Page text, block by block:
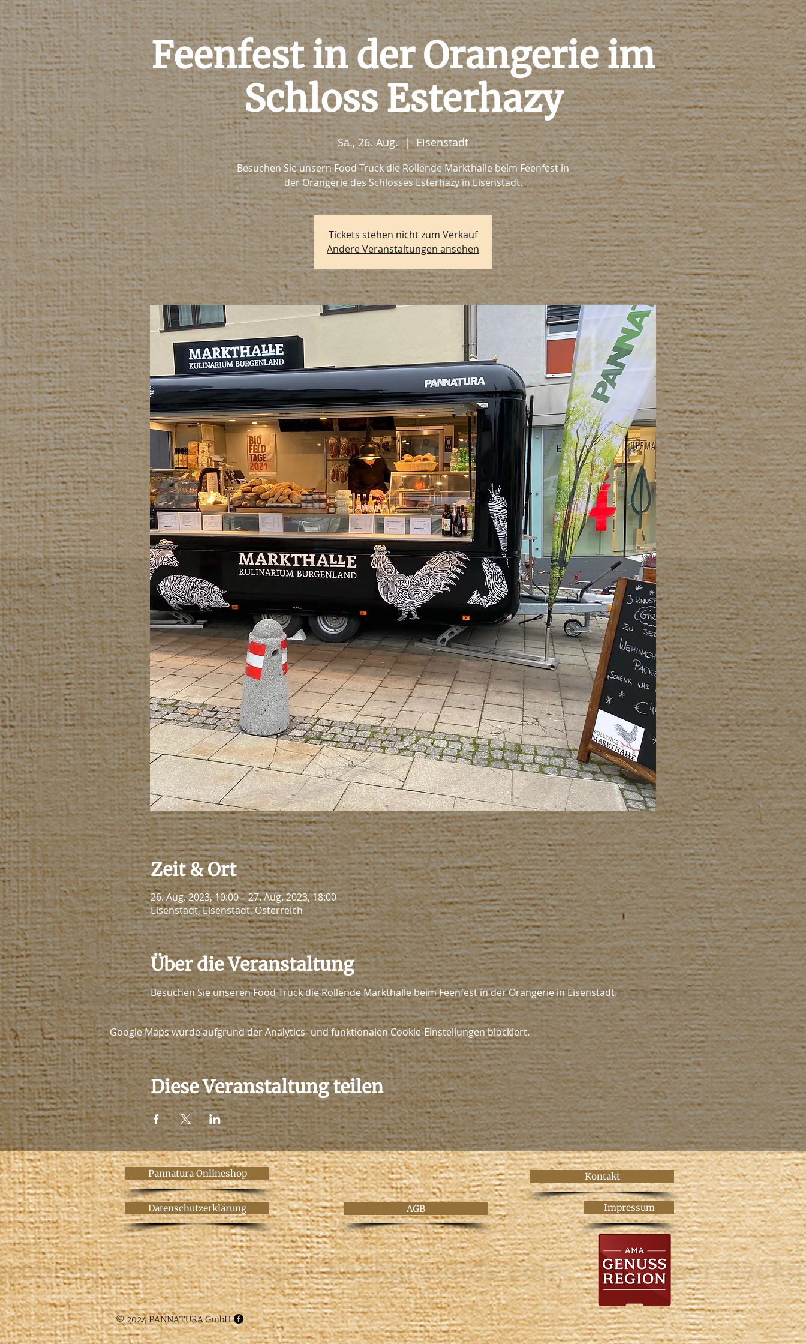
Feenfest in der Orangerie im
Schloss Esterhazy
Sa., 26. Aug.
  |
Eisenstadt
Besuchen Sie unsern Food Truck die Rollende Markthalle beim Feenfest in
der Orangerie des Schlosses Esterhazy in Eisenstadt.
Tickets stehen nicht zum Verkauf
Andere Veranstaltungen ansehen
Zeit & Ort
26. Aug. 2023, 10:00 – 27. Aug. 2023, 18:00
Eisenstadt, Eisenstadt, Österreich
Über die Veranstaltung
Besuchen Sie unseren Food Truck die Rollende Markthalle beim Feenfest in der Orangerie in Eisenstadt.
Google Maps wurde aufgrund der Analytics- und funktionalen Cookie-Einstellungen blockiert.
Diese Veranstaltung teilen
Pannatura Onlineshop
Datenschutzerklärung
Kontakt
AGB Impressum
© 2024 PANNATURA GmbH